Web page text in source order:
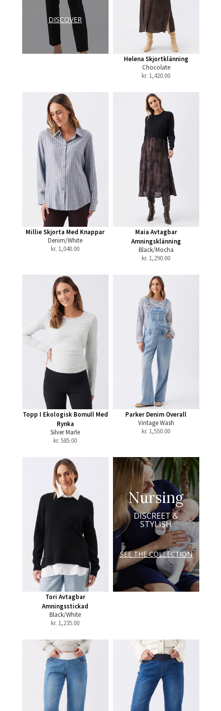
DISCOVER
Helena Skjortklänning
Chocolate
kr. 1,420.00
Millie Skjorta Med Knappar
Denim/White
kr. 1,040.00
Maia Avtagbar
Amningsklänning
Black/Mocha
kr. 1,290.00
Topp I Ekologisk Bomull Med
Rynka
Silver Marle
kr. 585.00
Parker Denim Overall
Vintage Wash
kr. 1,550.00
Tori Avtagbar
Amningsstickad
Black/White
kr. 1,235.00
Nursing
DISCREET &
STYLISH
SEE THE COLLECTION